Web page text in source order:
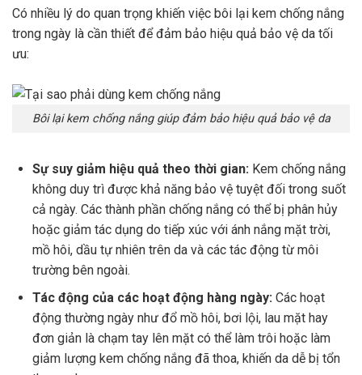
Có nhiều lý do quan trọng khiến việc bôi lại kem chống nắng
trong ngày là cần thiết để đảm bảo hiệu quả bảo vệ da tối
ưu:
Bôi lại kem chống nắng giúp đảm bảo hiệu quả bảo vệ da
Sự suy giảm hiệu quả theo thời gian: Kem chống nắng
không duy trì được khả năng bảo vệ tuyệt đối trong suốt
cả ngày. Các thành phần chống nắng có thể bị phân hủy
hoặc giảm tác dụng do tiếp xúc với ánh nắng mặt trời,
mồ hôi, dầu tự nhiên trên da và các tác động từ môi
trường bên ngoài.
Tác động của các hoạt động hàng ngày: Các hoạt
động thường ngày như đổ mồ hôi, bơi lội, lau mặt hay
đơn giản là chạm tay lên mặt có thể làm trôi hoặc làm
giảm lượng kem chống nắng đã thoa, khiến da dễ bị tổn